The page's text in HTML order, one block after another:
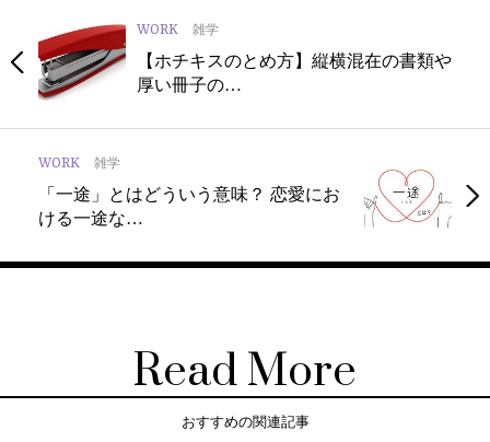
WORK 雑学
【ホチキスのとめ方】縦横混在の書類や
厚い冊子の…
WORK 雑学
「一途」とはどういう意味？ 恋愛にお
ける一途な…
Read More
おすすめの関連記事